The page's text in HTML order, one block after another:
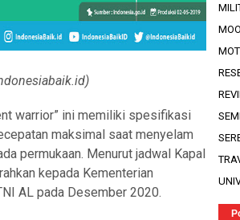
warrior” ini memiliki spesifikasi
maksimal saat menyelam
permukaan. Menurut jadwal Kapal
kepada Kementerian
AL pada Desember 2020.